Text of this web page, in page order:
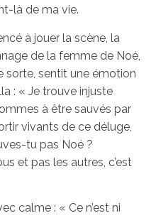
là de ma vie.
à jouer la scène, la
de la femme de Noé,
sorte, sentit une émotion
: « Je trouve injuste
à être sauvés par
vivants de ce déluge,
tu pas Noé ?
et pas les autres, c’est
calme : « Ce n’est ni